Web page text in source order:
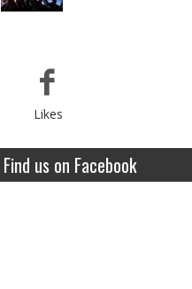
Likes
Find us on Facebook